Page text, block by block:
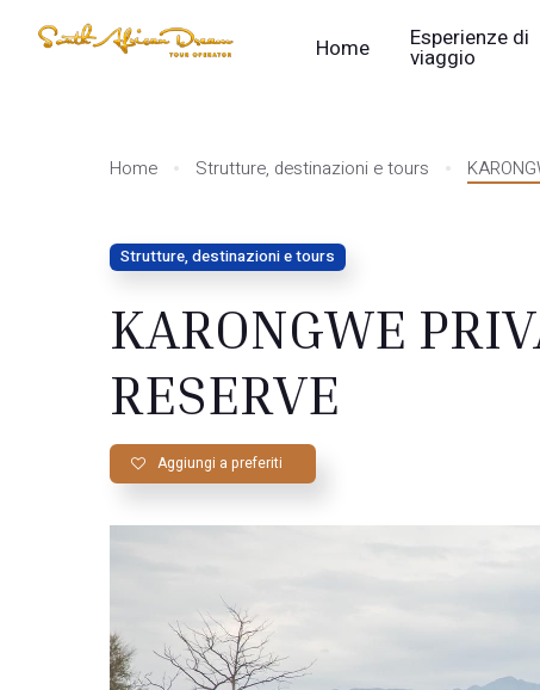
Home Esperienze di
viaggio
Home Strutture, destinazioni e tours
Strutture, destinazioni e tours
KARONGWE
RESERVE
Aggiungi a preferiti